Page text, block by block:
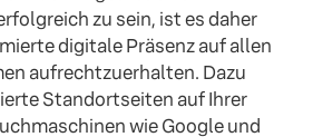
zu sein, ist es daher
digitale Präsenz auf allen
aufrechtzuerhalten. Dazu
Standortseiten auf Ihrer
wie Google und